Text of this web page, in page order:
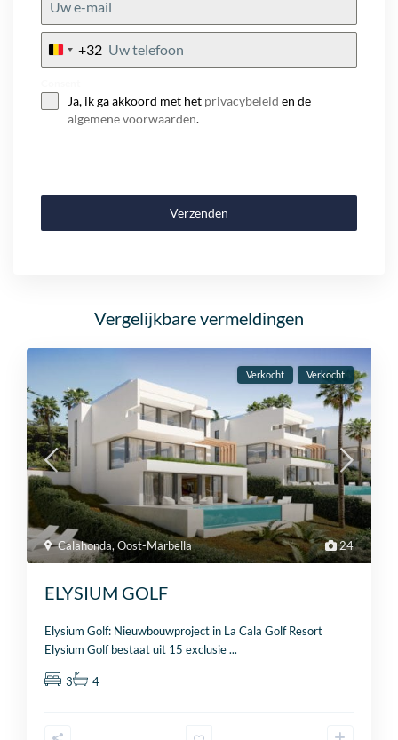
Belgium
+32
Ja, ik ga akkoord met het privacybeleid en de
algemene voorwaarden.
Verzenden
Vergelijkbare vermeldingen
24
Calahonda,Oost-Marbella
Verkocht Verkocht
ELYSIUM GOLF
Elysium Golf: Nieuwbouwproject in La Cala Golf Resort
Elysium Golf bestaat uit 15 exclusie...
3 4